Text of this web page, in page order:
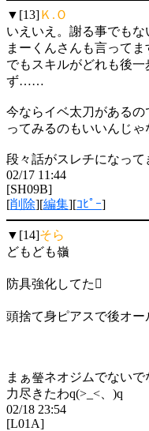
▼[13]Ｋ.Ｏ
いえいえ。謝る事でもな
まーくんさんも言ってま
でもスキルがどれも後
ず……
今ならイベ太刀がある
ってみるのもいいんじゃ
段々話がスレチになって
02/17 11:44
[SH09B]
[削除][編集][ｺﾋﾟｰ]
▼[14]そら
どもども嶺
防具強化してた
頭捨て身ピアスで後オ
まぁ瑩ネオジムでないで
力尽きたわq(>_<、)q
02/18 23:54
[L01A]